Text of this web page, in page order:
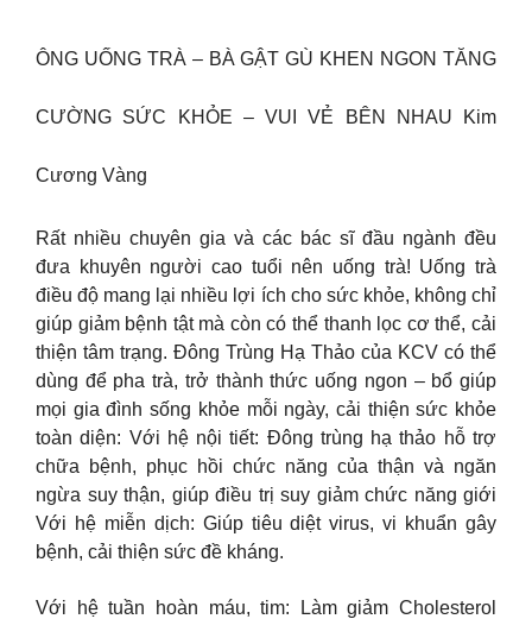
ÔNG UỐNG TRÀ – BÀ GẬT GÙ KHEN NGON TĂNG
CƯỜNG SỨC KHỎE – VUI VẺ BÊN NHAU Kim
Cương Vàng
Rất nhiều chuyên gia và các bác sĩ đầu ngành đều
đưa khuyên người cao tuổi nên uống trà! Uống trà
điều độ mang lại nhiều lợi ích cho sức khỏe, không chỉ
giúp giảm bệnh tật mà còn có thể thanh lọc cơ thể, cải
thiện tâm trạng. Đông Trùng Hạ Thảo của KCV có thể
dùng để pha trà, trở thành thức uống ngon – bổ giúp
mọi gia đình sống khỏe mỗi ngày, cải thiện sức khỏe
toàn diện: Với hệ nội tiết: Đông trùng hạ thảo hỗ trợ
chữa bệnh, phục hồi chức năng của thận và ngăn
ngừa suy thận, giúp điều trị suy giảm chức năng giới
Với hệ miễn dịch: Giúp tiêu diệt virus, vi khuẩn gây
bệnh, cải thiện sức đề kháng.
Với hệ tuần hoàn máu, tim: Làm giảm Cholesterol